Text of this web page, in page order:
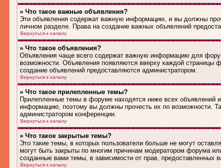
» Что такое важные объявления?
Эти объявления содержат важную информацию, и вы должны
личном разделе. Права на создание важных объявлений
Вернуться к началу
» Что такое объявления?
Объявления чаще всего содержат важную информацию для
возможности. Объявления появляются вверху каждой
создание объявлений предоставляются администратором.
Вернуться к началу
» Что такое прилепленные темы?
Прилепленные темы в форуме находятся ниже всех объявлений
информацию, поэтому вы должны прочесть их по возможности.
администратором конференции.
Вернуться к началу
» Что такое закрытые темы?
Это такие темы, в которых пользователи больше не могут
могут быть закрыты по многим причинам модератором форума
созданные вами темы, в зависимости от прав, предоставленных
Вернуться к началу